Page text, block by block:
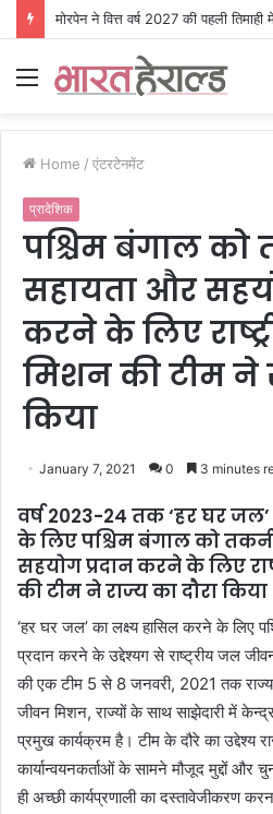
Menu
Home / एंटरटेनमेंट
प्रादेशिक
पश्चिम बंगाल को
सहायता और
करने के लिए
मिशन की टीम ने
किया
January 7, 2021 0 3 minutes
वर्ष 2023-24 तक ‘हर घर
के लिए पश्चिम बंगाल को
सहयोग प्रदान करने के लिए
की टीम ने राज्य का दौरा किया
‘हर घर जल’ का लक्ष्य हासिल करने के लिए
प्रदान करने के उद्देश्यग से राष्ट्रीय जल
की एक टीम 5 से 8 जनवरी, 2021 तक
जीवन मिशन, राज्यों के साथ साझेदारी में
प्रमुख कार्यक्रम है। टीम के दौरे का उद्देश्य
कार्यान्वयनकर्ताओं के सामने मौजूद मुद्दों और
ही अच्छी कार्यप्रणाली का दस्तावेजीकरण